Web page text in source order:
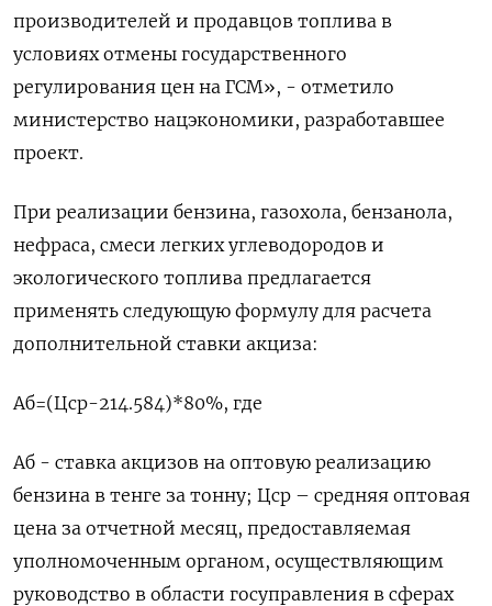
производителей и продавцов топлива в
условиях отмены государственного
регулирования цен на ГСМ», - отметило
министерство нацэкономики, разработавшее
проект.
При реализации бензина, газохола, бензанола,
нефраса, смеси легких углеводородов и
экологического топлива предлагается
применять следующую формулу для расчета
дополнительной ставки акциза:
Аб=(Цср-214.584)*80%, где
Аб - ставка акцизов на оптовую реализацию
бензина в тенге за тонну; Цср – средняя оптовая
цена за отчетной месяц, предоставляемая
уполномоченным органом, осуществляющим
руководство в области госуправления в сферах